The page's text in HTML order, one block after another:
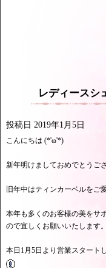
レディースシ
投稿日 2019年1月5日
こんにちは (*'ω'*)
新年明けましておめでとうご
旧年中はティンカーベルをご
本年も多くのお客様の美をサ
ので宜しくお願いいたします。
本日1月5日より営業スタート